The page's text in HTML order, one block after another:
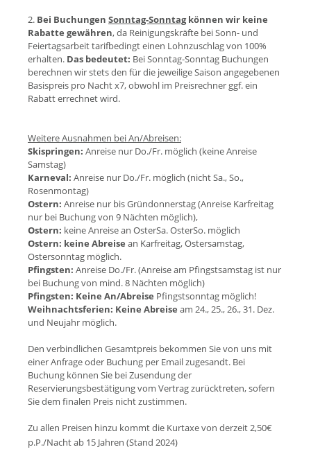
2. Bei Buchungen Sonntag-Sonntagkönnen wir keine
Rabatte gewähren, da Reinigungskräfte bei Sonn- und
Feiertagsarbeit tarifbedingt einen Lohnzuschlag von 100%
erhalten. Das bedeutet: Bei Sonntag-Sonntag Buchungen
berechnen wir stets den für die jeweilige Saison angegebenen
Basispreis pro Nacht x7, obwohl im Preisrechner ggf. ein
Rabatt errechnet wird.
Weitere Ausnahmen bei An/Abreisen:
Skispringen: Anreise nur Do./Fr. möglich (keine Anreise
Samstag)
Karneval: Anreise nur Do./Fr. möglich (nicht Sa., So.,
Rosenmontag)
Ostern: Anreise nur bis Gründonnerstag (Anreise Karfreitag
nur bei Buchung von 9 Nächten möglich),
Ostern: keine Anreise an OsterSa. OsterSo. möglich
Ostern: keine Abreise an Karfreitag, Ostersamstag,
Ostersonntag möglich.
Pfingsten: Anreise Do./Fr. (Anreise am Pfingstsamstag ist nur
bei Buchung von mind. 8 Nächten möglich)
Pfingsten: Keine An/Abreise Pfingstsonntag möglich!
Weihnachtsferien: Keine Abreise am 24., 25., 26., 31. Dez.
und Neujahr möglich.
Den verbindlichen Gesamtpreis bekommen Sie von uns mit
einer Anfrage oder Buchung per Email zugesandt. Bei
Buchung können Sie bei Zusendung der
Reservierungsbestätigung vom Vertrag zurücktreten, sofern
Sie dem finalen Preis nicht zustimmen.
Zu allen Preisen hinzu kommt die Kurtaxe von derzeit 2,50€
p.P./Nacht ab 15 Jahren (Stand 2024)